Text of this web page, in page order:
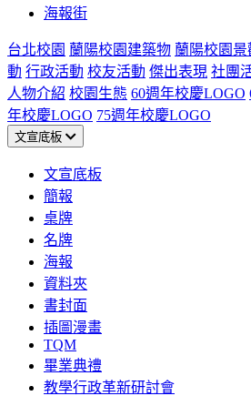
海報街
台北校園 蘭陽校園建築物 蘭陽校園景
動 行政活動 校友活動 傑出表現 社團
人物介紹 校園生態 60週年校慶LOGO
年校慶LOGO 75週年校慶LOGO
文宣底板
文宣底板
簡報
桌牌
名牌
海報
資料夾
書封面
插圖漫畫
TQM
畢業典禮
教學行政革新研討會